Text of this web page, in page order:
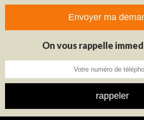
On vous rappelle